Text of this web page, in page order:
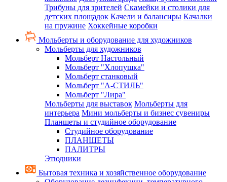
Трибуны для зрителей Скамейки и столики для
детских площадок Качели и балансиры Качалки
на пружине Хоккейные коробки
Мольберты и оборудование для художников
Мольберты для художников
Мольберт Настольный
Мольберт "Хлопушка"
Мольберт станковый
Мольберт "А-СТИЛЬ"
Мольберт "Лира"
Мольберты для выставок Мольберты для
интерьера Мини мольберты и бизнес сувениры
Планшеты и студийное оборудование
Студийное оборудование
ПЛАНШЕТЫ
ПАЛИТРЫ
Этюдники
Бытовая техника и хозяйственное оборудование